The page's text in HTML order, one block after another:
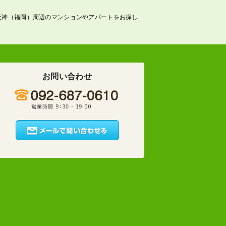
（福岡）周辺のマンションやアパートをお探し
お問い合わせ